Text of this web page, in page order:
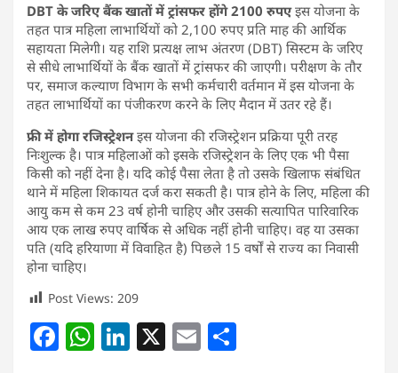
DBT के जरिए बैंक खातों में ट्रांसफर होंगे 2100 रुपएइस योजना के
तहत पात्र महिला लाभार्थियों को 2,100 रुपए प्रति माह की आर्थिक
सहायता मिलेगी। यह राशि प्रत्यक्ष लाभ अंतरण (DBT) सिस्टम के जरिए
से सीधे लाभार्थियों के बैंक खातों में ट्रांसफर की जाएगी। परीक्षण के तौर
पर, समाज कल्याण विभाग के सभी कर्मचारी वर्तमान में इस योजना के
तहत लाभार्थियों का पंजीकरण करने के लिए मैदान में उतर रहे हैं।
फ्री में होगा रजिस्ट्रेशनइस योजना की रजिस्ट्रेशन प्रक्रिया पूरी तरह
निःशुल्क है। पात्र महिलाओं को इसके रजिस्ट्रेशन के लिए एक भी पैसा
किसी को नहीं देना है। यदि कोई पैसा लेता है तो उसके खिलाफ संबंधित
थाने में महिला शिकायत दर्ज करा सकती है। पात्र होने के लिए, महिला की
आयु कम से कम 23 वर्ष होनी चाहिए और उसकी सत्यापित पारिवारिक
आय एक लाख रुपए वार्षिक से अधिक नहीं होनी चाहिए। वह या उसका
पति (यदि हरियाणा में विवाहित है) पिछले 15 वर्षों से राज्य का निवासी
होना चाहिए।
Post Views: 209
F W Li X E